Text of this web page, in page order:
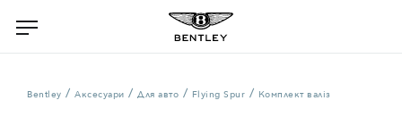
Bentley / Аксесуари / Для авто / Flying Spur / Комплект валіз